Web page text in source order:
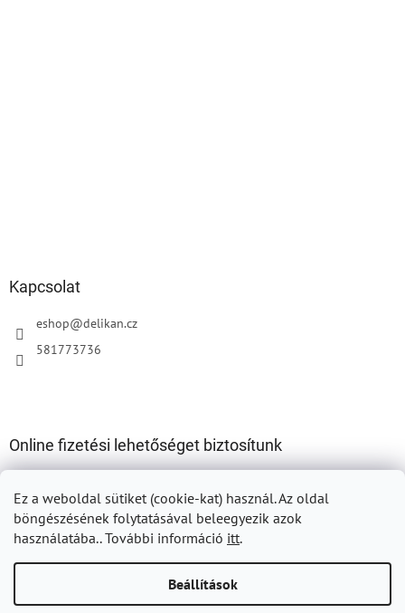
Ez a weboldal sütiket (cookie-kat) használ.Az oldal
böngészésének folytatásával beleegyezik azok
használatába.. További információ itt.
Beállítások
Kapcsolat
eshop@delikan.cz
581773736
Online fizetési lehetőséget biztosítunk